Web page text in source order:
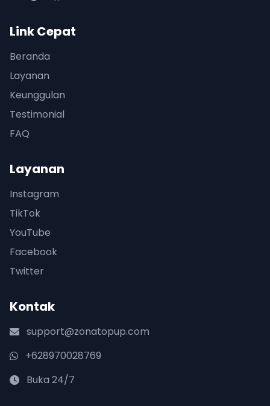
Link Cepat
Beranda
Layanan
Keunggulan
Testimonial
FAQ
Layanan
Instagram
TikTok
YouTube
Facebook
Twitter
Kontak
support@zonatopup.com
+628970028769
Buka 24/7